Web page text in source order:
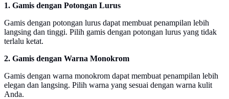
1. Gamis dengan Potongan Lurus
Gamis dengan potongan lurus dapat membuat penampilan lebih
langsing dan tinggi. Pilih gamis dengan potongan lurus yang tidak
terlalu ketat.
2. Gamis dengan Warna Monokrom
Gamis dengan warna monokrom dapat membuat penampilan lebih
elegan dan langsing. Pilih warna yang sesuai dengan warna kulit
Anda.